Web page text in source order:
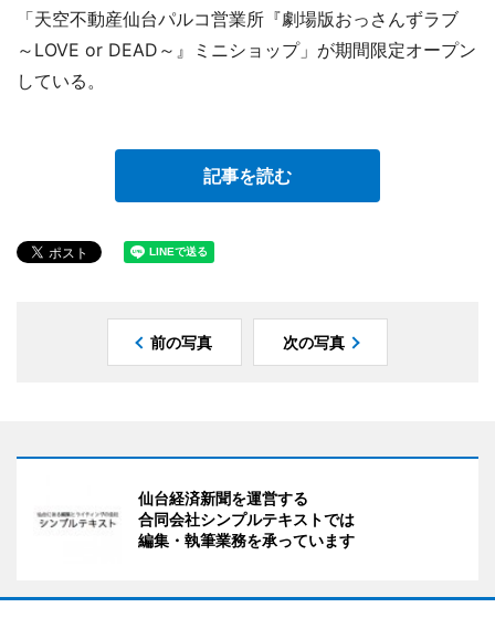
「天空不動産仙台パルコ営業所『劇場版おっさんずラブ
～LOVE or DEAD～』ミニショップ」が期間限定オープン
している。
記事を読む
前の写真 次の写真
仙台経済新聞を運営する
合同会社シンプルテキストでは
編集・執筆業務を承っています